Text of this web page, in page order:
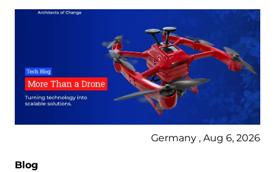
Germany , Aug 6, 2026
Blog